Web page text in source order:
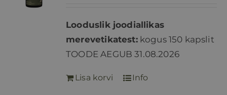
BLOGI
35,00 €.25,00 €.
Looduslik joodiallikas
merevetikatest:kogus 150 kapslit
TOODE AEGUB 31.08.2026
Lisa korvi Info